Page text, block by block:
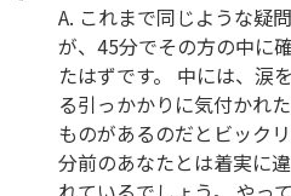
A. これまで同じような疑
が、45分でその方の中に
たはずです。 中には、涙
る引っかかりに気付かれ
ものがあるのだとビック
分前のあなたとは着実に